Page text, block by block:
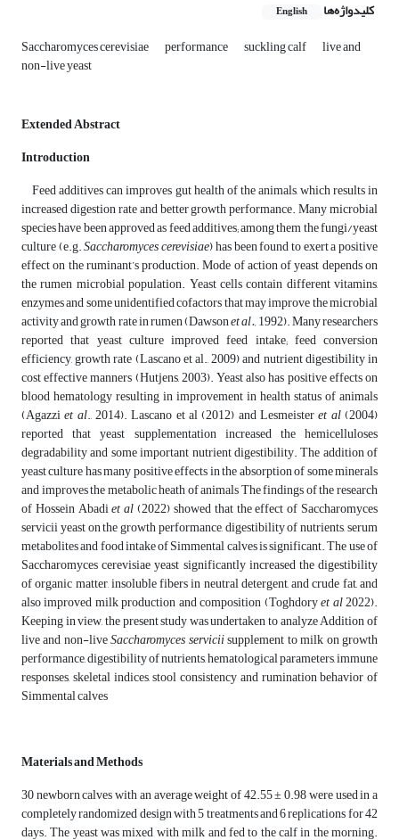
کلیدواژه‌ها English
Saccharomyces cerevisiae performance suckling calf live and
non-live yeast
Extended Abstract
Introduction
Feed additives can improves gut health of the animals, which results in
increased digestion rate and better growth performance. Many microbial
species have been approved as feed additives; among them the fungi/yeast
culture (e.g.Saccharomyces cerevisiae) has been found to exert a positive
effect on the ruminant’s production. Mode of action of yeast depends on
the rumen microbial population. Yeast cells contain different vitamins,
enzymes and some unidentified cofactors that may improve the microbial
activity and growth rate in rumen (Dawsonet al.,1992). Many researchers
reported that yeast culture improved feed intake; feed conversion
efficiency, growth rate (Lascano et al., 2009) and nutrient digestibility in
cost effective manners (Hutjens, 2003). Yeast also has positive effects on
blood hematology resulting in improvement in health status of animals
(Agazziet al., 2014). Lascano et al (2012) and Lesmeisteret al(2004)
reported that yeast supplementation increased the hemicelluloses
degradability and some important nutrient digestibility. The addition of
yeast culture has many positive effects in the absorption of some minerals
and improves the metabolic heath of animals The findings of the research
of Hossein Abadiet al(2022) showed that the effect of Saccharomyces
servicii yeast on the growth performance, digestibility of nutrients, serum
metabolites and food intake of Simmental calves is significant. The use of
Saccharomyces cerevisiae yeast significantly increased the digestibility
of organic matter, insoluble fibers in neutral detergent, and crude fat, and
also improved milk production and composition (Toghdoryet al2022).
Keeping in view, the present study was undertaken to analyze Addition of
live and non-liveSaccharomyces serviciisupplement to milk on growth
performance, digestibility of nutrients, hematological parameters, immune
responses, skeletal indices, stool consistency and rumination behavior of
Simmental calves
Materials and Methods
30 newborn calves with an average weight of 42.55 ± 0.98 were used in a
completely randomized design with 5 treatments and 6 replications for 42
days. The yeast was mixed with milk and fed to the calf in the morning.